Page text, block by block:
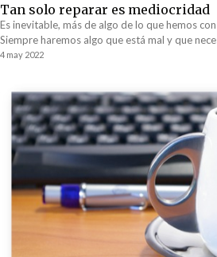
Tan solo reparar es mediocridad
Es inevitable, más de algo de lo que hemos
Siempre haremos algo que está mal y que
tiempo las cosas se están degradando y se
4 may 2022